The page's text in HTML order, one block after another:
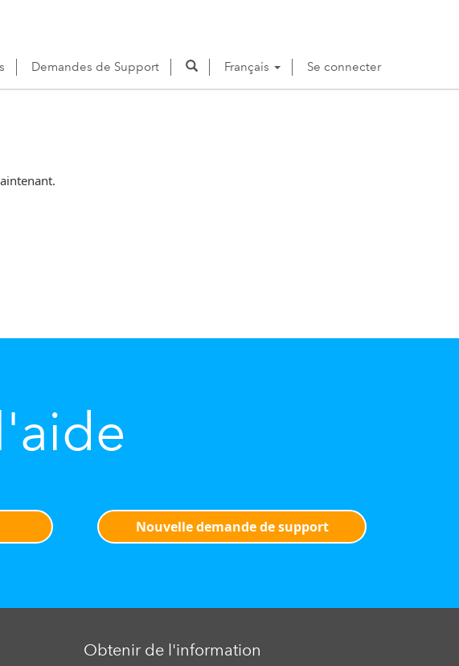
Demandes de Support Français Se connecter
Nouvelle demande de support
Obtenir de l'information